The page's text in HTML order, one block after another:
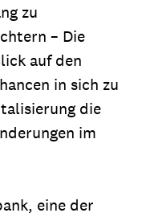
zu
– Die
auf den
in sich zu
die
im
eine der